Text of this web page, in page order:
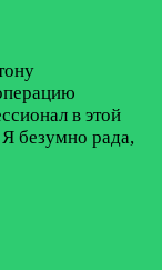
в этой
безумно рада,